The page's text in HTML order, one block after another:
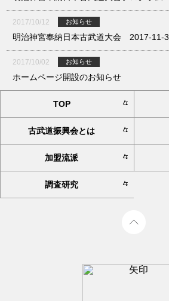
2017/10/12 お知らせ
明治神宮奉納日本古武道大会 2017-11-3
2017/10/02 お知らせ
ホームページ開設のお知らせ
TOP
古武道振興会とは
加盟流派
調査研究